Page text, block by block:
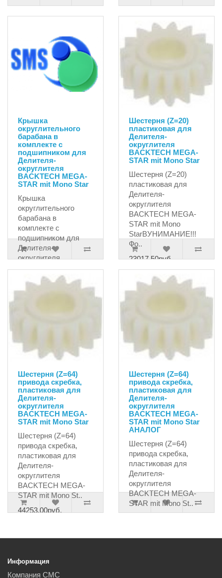
Крышка
округлительного
барабана в
комплекте с
подшипником для
Делителя-
округлителя
BACKTECH MEGA-
STAR mit Mono Star
Крышка
округлительного
барабана в
комплекте с
подшипником для
Делителя-
округлителя
BACKTECH MEGA-
176269.50руб.
Шестерня (Z=20)
пластиковая для
Делителя-
округлителя
BACKTECH MEGA-
STAR mit Mono Star
Шестерня (Z=20)
пластиковая для
Делителя-
округлителя
BACKTECH MEGA-
STAR mit Mono
StarВУНИМАНИЕ!!!
Фо..
23017.50руб.
Шестерня (Z=64)
привода скребка,
пластиковая для
Делителя-
округлителя
BACKTECH MEGA-
STAR mit Mono Star
Шестерня (Z=64)
привода скребка,
пластиковая для
Делителя-
округлителя
BACKTECH MEGA-
STAR mit Mono St..
44253.00руб.
Шестерня (Z=64)
привода скребка,
пластиковая для
Делителя-
округлителя
BACKTECH MEGA-
STAR mit Mono Star
АНАЛОГ
Шестерня (Z=64)
привода скребка,
пластиковая для
Делителя-
округлителя
BACKTECH MEGA-
STAR mit Mono St..
Информация
Компания СМС